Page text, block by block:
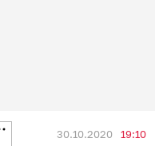
30.10.2020 19:10